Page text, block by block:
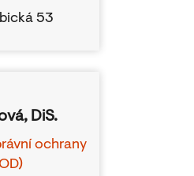
53
DiS.
ochrany